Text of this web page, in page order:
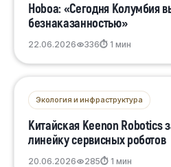
Ноboa: «Сегодня Колумбия
безнаказанностью»
22.06.2026 336⏱ 1 мин
Экология и инфраструктура
Китайская Keenon Robotics
линейку сервисных роботов
20.06.2026 285⏱ 1 мин